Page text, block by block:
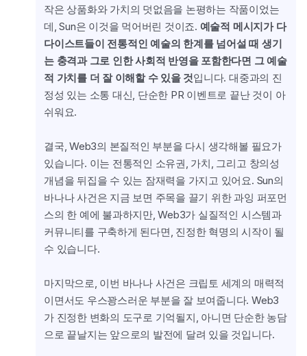
작은 상품화와 가치의 덧없음을 논평하는 작품이었는
데, Sun은 이것을 먹어버린 것이죠. 예술적 메시지가 다
다이스트들이 전통적인 예술의 한계를 넘어설 때 생기
는 충격과 그로 인한 사회적 반영을 포함한다면 그 예술
적 가치를 더 잘 이해할 수 있을 것입니다. 대중과의 진
정성 있는 소통 대신, 단순한 PR 이벤트로 끝난 것이 아
쉬워요.
결국, Web3의 본질적인 부분을 다시 생각해볼 필요가
있습니다. 이는 전통적인 소유권, 가치, 그리고 창의성
개념을 뒤집을 수 있는 잠재력을 가지고 있어요. Sun의
바나나 사건은 지금 보면 주목을 끌기 위한 과잉 퍼포먼
스의 한 예에 불과하지만, Web3가 실질적인 시스템과
커뮤니티를 구축하게 된다면, 진정한 혁명의 시작이 될
수 있습니다.
마지막으로, 이번 바나나 사건은 크립토 세계의 매력적
이면서도 우스꽝스러운 부분을 잘 보여줍니다. Web3
가 진정한 변화의 도구로 기억될지, 아니면 단순한 농담
으로 끝날지는 앞으로의 발전에 달려 있을 것입니다.